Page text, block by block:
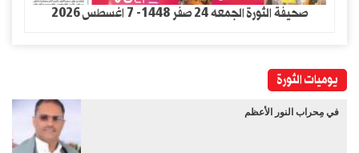
صحيفة الثورة الجمعه 24 صفر 1448- 7 اغسطس 2026
يوميات الثورة
في مِحراب النور الأعظم